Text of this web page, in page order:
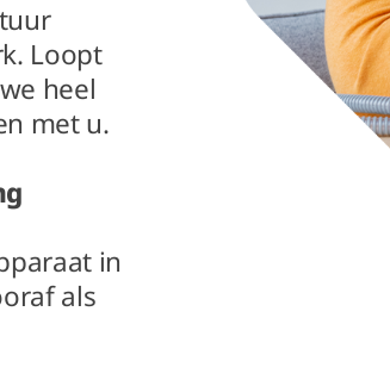
Loopt
heel
met u.
in
als